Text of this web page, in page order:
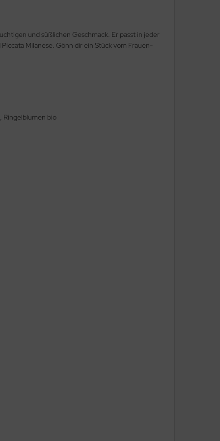
und süßlichen Geschmack. Er passt in jeder
Milanese. Gönn dir ein Stück vom Frauen-
Ringelblumen bio